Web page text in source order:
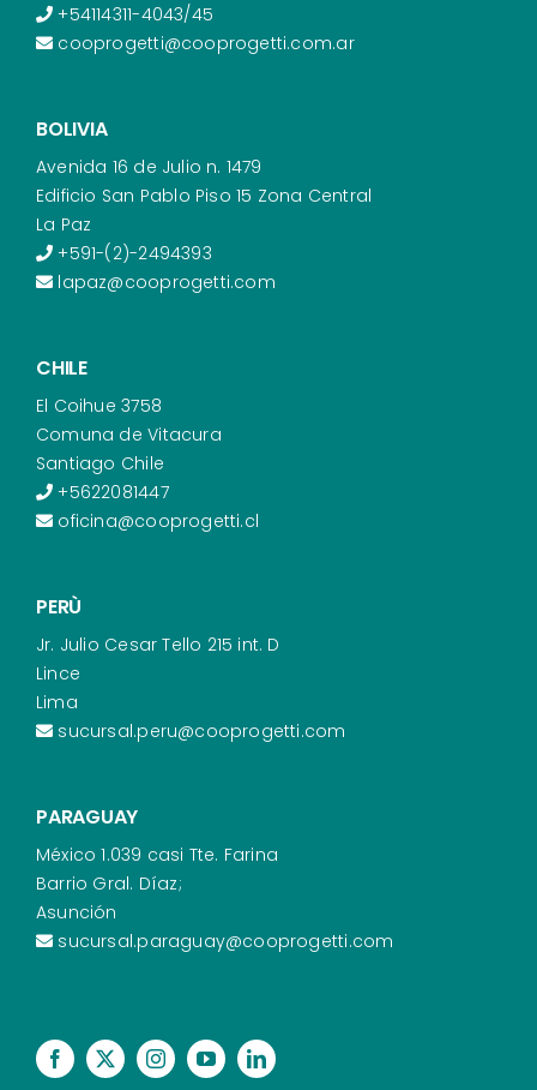
+54114311-4043/45
cooprogetti@cooprogetti.com.ar
BOLIVIA
Avenida 16 de Julio n. 1479
Edificio San Pablo Piso 15 Zona Central
La Paz
+591-(2)-2494393
lapaz@cooprogetti.com
CHILE
El Coihue 3758
Comuna de Vitacura
Santiago Chile
+5622081447
oficina@cooprogetti.cl
PERÙ
Jr. Julio Cesar Tello 215 int. D
Lince
Lima
sucursal.peru@cooprogetti.com
PARAGUAY
México 1.039 casi Tte. Farina
Barrio Gral. Díaz;
Asunción
sucursal.paraguay@cooprogetti.com